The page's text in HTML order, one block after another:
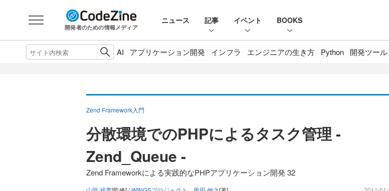
開発者のための情報メディア
ニュース 記事 イベント BOOKS
AI アプリケーション開発 インフラ エンジニアの生き方 Python 開発ツール
Zend Framework入門
分散環境でのPHPによるタスク管理 -
Zend_Queue -
Zend Frameworkによる実践的なPHPアプリケーション開発 32